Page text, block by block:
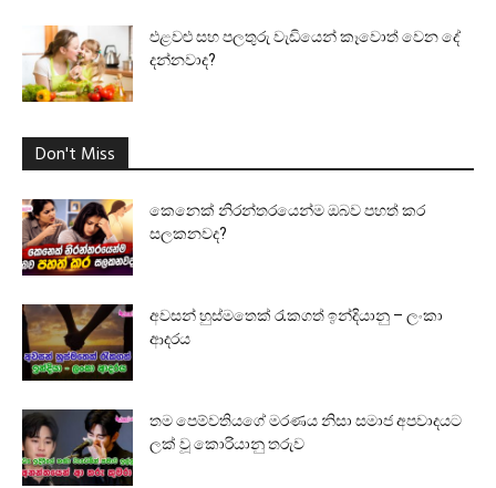
එළවළු සහ පලතුරු වැඩියෙන් කෑවොත් වෙන දේ
දන්නවාද?
Don't Miss
කෙනෙක් නිරන්තරයෙන්ම ඔබව පහත් කර
සලකනවද?
අවසන් හුස්මතෙක් රැකගත් ඉන්දියානු – ලංකා
ආදරය
තම පෙම්වතියගේ මරණය නිසා සමාජ අපවාදයට
ලක් වූ කොරියානු තරුව